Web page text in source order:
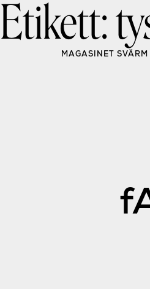
to
MAGASINET SVÄRM
Etikett: